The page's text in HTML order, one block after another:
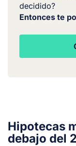
decidido?
Entonces te
Hipotecas
debajo del